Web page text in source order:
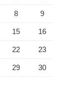
8 9
15 16
22 23
29 30